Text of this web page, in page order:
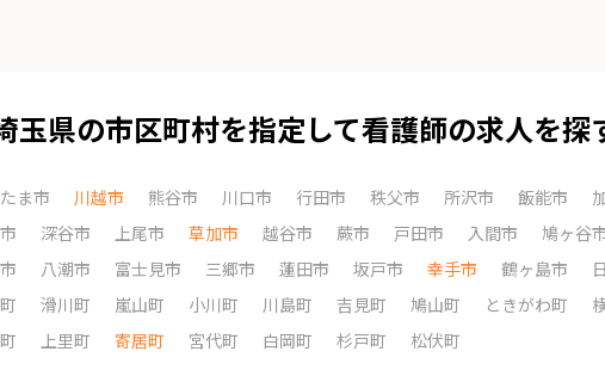
玉県の市区町村を指定して看護師の求人を探
ま市 川越市 熊谷市 川口市 行田市 秩父市 所沢市 飯能市
深谷市 上尾市 草加市 越谷市 蕨市 戸田市 入間市 鳩ヶ谷
八潮市 富士見市 三郷市 蓮田市 坂戸市 幸手市 鶴ヶ島市
滑川町 嵐山町 小川町 川島町 吉見町 鳩山町 ときがわ町
上里町 寄居町 宮代町 白岡町 杉戸町 松伏町